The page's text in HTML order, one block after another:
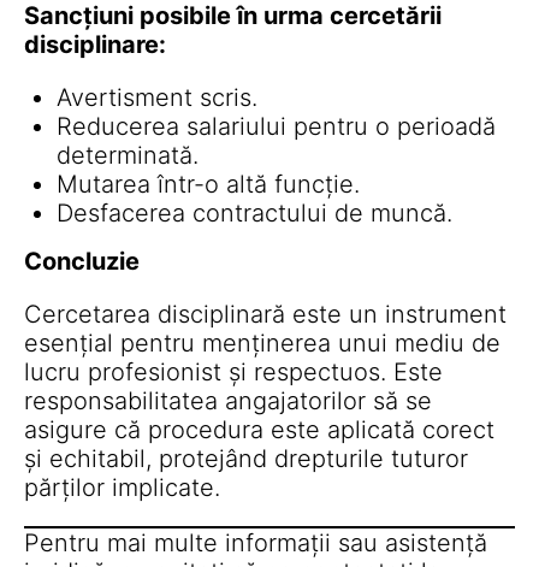
Sancțiuni posibile în urma cercetării
disciplinare:
Avertisment scris.
Reducerea salariului pentru o perioadă
determinată.
Mutarea într-o altă funcție.
Desfacerea contractului de muncă.
Concluzie
Cercetarea disciplinară este un instrument
esențial pentru menținerea unui mediu de
lucru profesionist și respectuos. Este
responsabilitatea angajatorilor să se
asigure că procedura este aplicată corect
și echitabil, protejând drepturile tuturor
părților implicate.
Pentru mai multe informații sau asistență